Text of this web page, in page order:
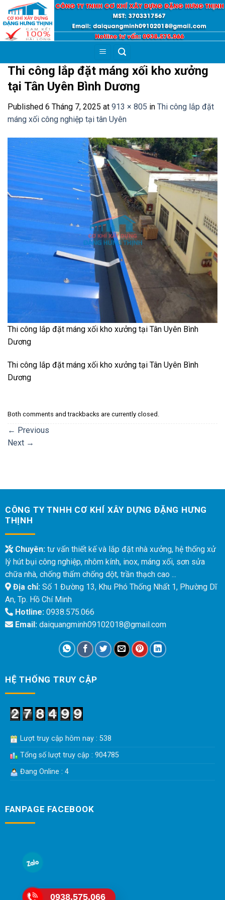
Skip
content
Thi công lắp đặt máng xối kho xưởng
tại Tân Uyên Bình Dương
Published 6 Tháng 7, 2025 at 913 × 805 in Thi công lắp đặt
máng xối công nghiệp tại tân Uyên
Thi công lắp đặt máng xối kho xưởng tại Tân Uyên Bình
Dương
Thi công lắp đặt máng xối kho xưởng tại Tân Uyên Bình
Dương
Both comments and trackbacks are currently closed.
← Previous
Next →
CÔNG TY TNHH CƠ KHÍ XÂY DỰNG ĐẶNG HƯNG
THỊNH
Chuyên:tư vấn thiết kế và lắp đặt nhà xưởng, hệ thống xử
lý hút bụi công nghiệp, nhôm kính, inox, máng xối, sơn sửa
chữa nhà, chống thấm chống dột, trần thạch cao ...
Địa chỉ:Số 1 Đường 13, Khu Phó Thống Nhất 1, Phường Dĩ
An, Tp. Hồ Chí Minh
Hotline:0938.575.066
Email:daiquangminh09102018@gmail.com
HỆ THỐNG TRUY CẬP
Lượt truy cập hôm nay : 538
Tổng số lượt truy cập : 904785
Đang Online : 4
FANPAGE FACEBOOK
0938.575.066